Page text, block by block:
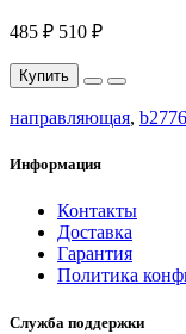
485 ₽ 510 ₽
Купить
направляющая,
Информация
Контакты
Доставка
Гарантия
Политика
Служба поддержки